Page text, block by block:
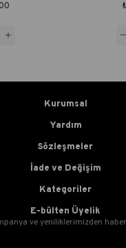
Kurumsal
Yardım
Sözleşmeler
İade ve Değişim
Kategoriler
E-bülten Üyelik
ve yeniliklerimizden haber